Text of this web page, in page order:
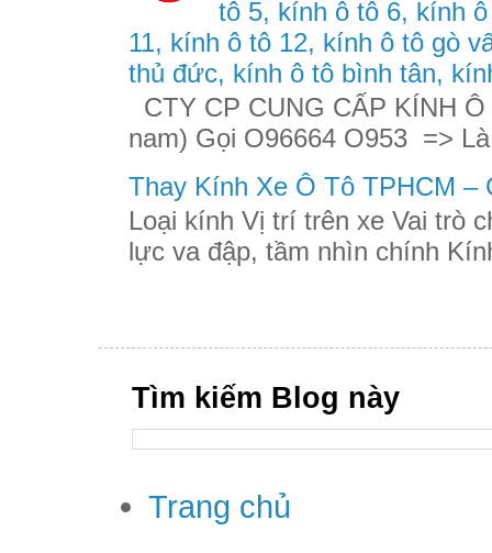
tô 5, kính ô tô 6, kính
11, kính ô tô 12, kính ô tô gò
thủ đức, kính ô tô bình tân,
CTY CP CUNG CẤP KÍNH
nam) Gọi O96664 O953 =>
Thay Kính Xe Ô Tô TPHCM –
Loại kính Vị trí trên xe Vai trò
lực va đập, tầm nhìn chính
Tìm kiếm Blog này
Trang chủ